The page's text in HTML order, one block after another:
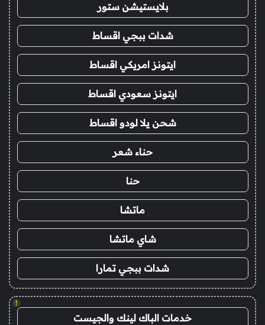
بلايستيشن ستور
شدات ببجي اقساط
ايتونز امريكي اقساط
ايتونز سعودي اقساط
شحن يلا لودو اقساط
حناء شعر
حنا
ماتشا
شاي ماتشا
شدات ببجي تمارا
!
خدمات الباك لينك والجيست